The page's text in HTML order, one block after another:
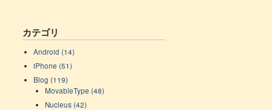
カテゴリ
Android (14)
iPhone (51)
Blog (119)
MovableType (48)
Nucleus (42)